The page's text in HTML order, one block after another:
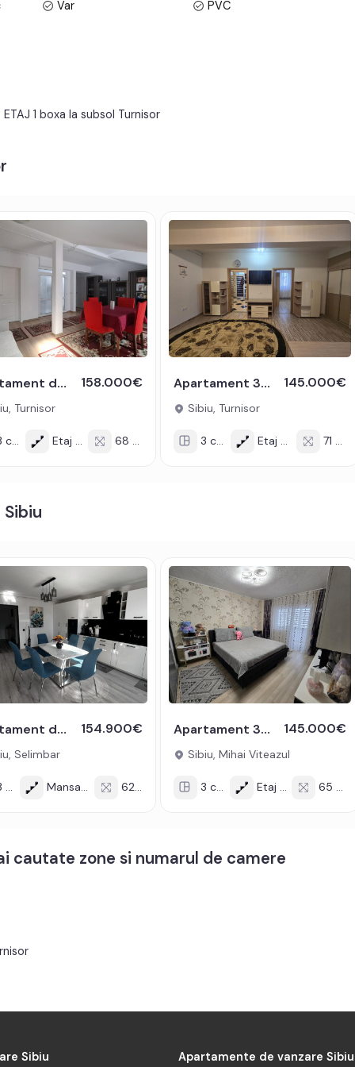
fibra optica;
electric, contorizare separata;
de oferta / id: P23474
Var
PVC
1 boxa la subsol Turnisor
Apartament de vanzare 3 camere decomandat 68 mp zona Turnisor Sibiu 158.000€
Turnisor
Etaj 2/2 68 mp
Apartament 3 camere de vanzare decomandat 71mp zona Turnisor Sibiu 145.000€
Sibiu, Turnisor
3 cam Etaj 4/6 71 mp
Apartament de vanzare 3 camere decomandate loc parcare Selimbar 154.900€
Selimbar
Mansarda/2 62 mp
Apartament 3 camere mobilat 2 bai balcon pivnita Mihai Viteazul Sibiu 145.000€
Sibiu, Mihai Viteazul
3 cam Etaj 7/8 65 mp
cautate zone si numarul de camere
de inchiriat Sibiu
Case de inchiriat Sibiu